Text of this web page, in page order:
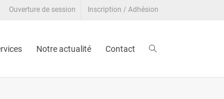
Ouverture de session Inscription / Adhésion
Notre actualité Contact